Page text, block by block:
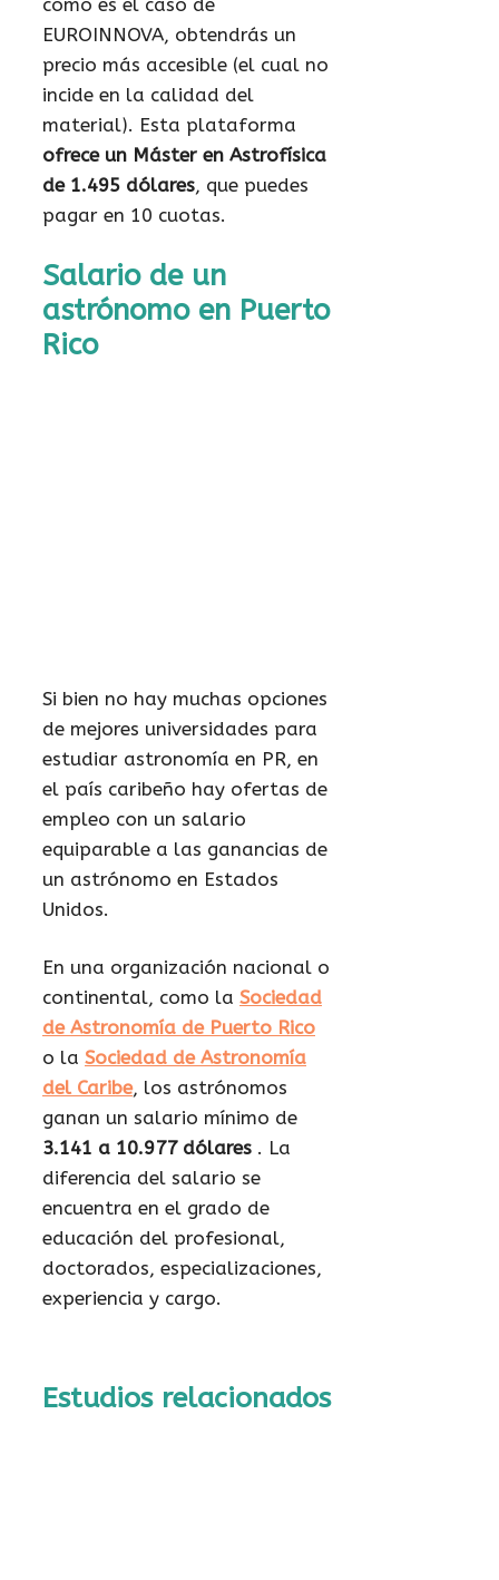
EUROINNOVA, obtendrás un
precio más accesible (el cual no
incide en la calidad del
material). Esta plataforma
ofrece un Máster en Astrofísica
de 1.495 dólares, que puedes
pagar en 10 cuotas.
Salario de un
astrónomo en Puerto
Rico
Si bien no hay muchas opciones
de mejores universidades para
estudiar astronomía en PR, en
el país caribeño hay ofertas de
empleo con un salario
equiparable a las ganancias de
un astrónomo en Estados
Unidos.
En una organización nacional o
continental, como la Sociedad
de Astronomía de Puerto Rico
o la Sociedad de Astronomía
del Caribe, los astrónomos
ganan un salario mínimo de
3.141 a 10.977 dólares . La
diferencia del salario se
encuentra en el grado de
educación del profesional,
doctorados, especializaciones,
experiencia y cargo.
Estudios relacionados